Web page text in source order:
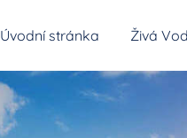
Úvodní stránka Živá